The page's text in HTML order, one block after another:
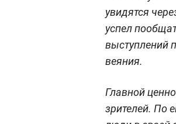
увидятся
успел
выступлений
веяния.
Главной
зрителей. По